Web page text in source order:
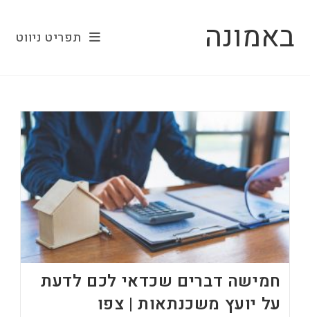
contentבאמונה תפריט ניווט
חמישה דברים שכדאי לכם לדעת
על יועץ משכנתאות | צפו